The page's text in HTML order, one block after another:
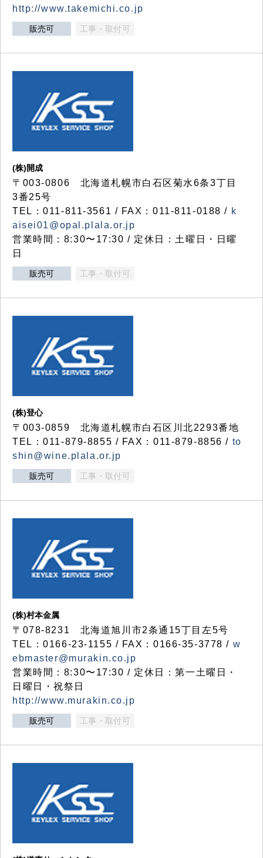
http://www.takemichi.co.jp
販売可 工事・取付可
(株)開成
〒003-0806 北海道札幌市白石区菊水6条3丁目
3番25号
TEL：011-811-3561 / FAX：011-811-0188 / k
aisei01@opal.plala.or.jp
営業時間：8:30〜17:30 / 定休日：土曜日・日曜
日
販売可 工事・取付可
(株)登心
〒003-0859 北海道札幌市白石区川北2293番地
TEL：011-879-8855 / FAX：011-879-8856 / to
shin@wine.plala.or.jp
販売可 工事・取付可
(株)村本金属
〒078-8231 北海道旭川市2条通15丁目左5号
TEL：0166-23-1155 / FAX：0166-35-3778 / w
ebmaster@murakin.co.jp
営業時間：8:30〜17:30 / 定休日：第一土曜日・
日曜日・祝祭日
http://www.murakin.co.jp
販売可 工事・取付可